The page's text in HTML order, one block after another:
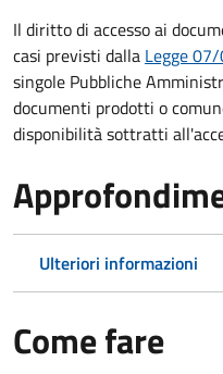
Il diritto di accesso ai
casi previsti dalla Legge
singole Pubbliche
documenti prodotti o
disponibilità sottratti
Ulteriori informazioni
Come fare